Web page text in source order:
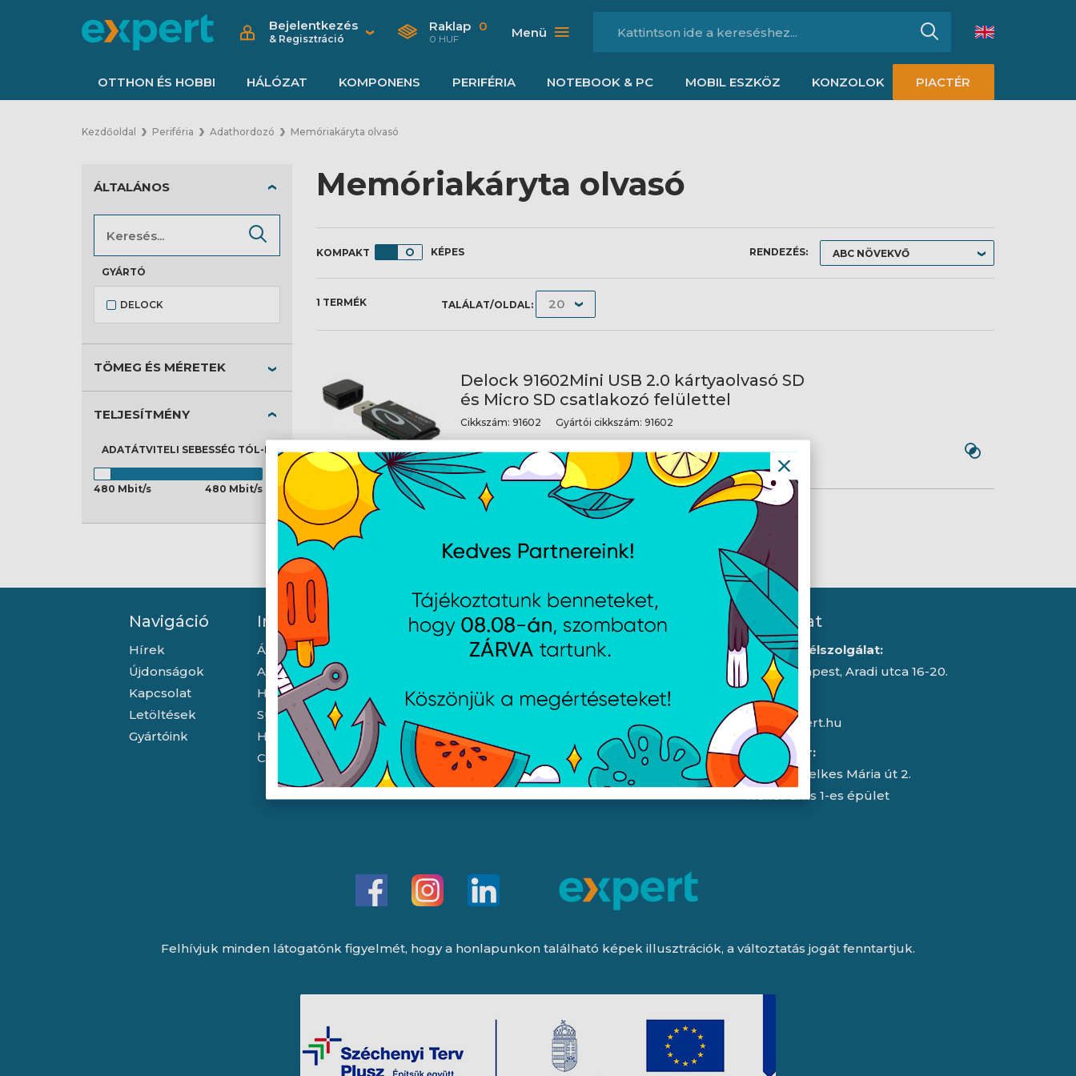
Bejelentkezés
& Regisztráció
Raklap 0
0 HUF Menü
OTTHON ÉS HOBBI HÁLÓZAT KOMPONENS PERIFÉRIA NOTEBOOK & PC MOBIL ESZKÖZ KONZOLOK PIACTÉR
Kezdőoldal Periféria Adathordozó Memóriakáryta olvasó
Memóriakáryta olvasó
KÉPES RENDEZÉS:
1 TERMÉK TALÁLAT/OLDAL:
Delock 91602Mini USB 2.0 kártyaolvasó SD
és Micro SD csatlakozó felülettel
Cikkszám: 91602 Gyártói cikkszám: 91602
ÁLTALÁNOS
GYÁRTÓ
DELOCK
TÖMEG ÉS MÉRETEK
TELJESÍTMÉNY
ADATÁTVITELI SEBESSÉG TÓL-IG
480 Mbit/s 480 Mbit/s
Navigáció
Hírek
Újdonságok
Kapcsolat
Letöltések
Gyártóink
Információ
Általános szerződési feltételek
Adatkezelési tájékoztató
Hallásvédelmi tájékoztató
Süti (cookie) tájékoztató
Házhozszállítási lehetőségek
Céginformáció
Nyitvatartás
Hétfő:
Szerda:
Csütörtök:
Garancia (P):
8:00 - 16:30
8:00 - 15:30
8:00 - 13:00
Kapcsolat
Iroda/ügyfélszolgálat:
1043 Budapest, Aradi utca 16-20.
E-mail:
info@expert.hu
RMA/raktár:
2151 Fót, Telkes Mária út 2.
HelloParks 1-es épület
Felhívjuk minden látogatónk figyelmét, hogy a honlapunkon található képek illusztrációk, a változtatás jogát fenntartjuk.